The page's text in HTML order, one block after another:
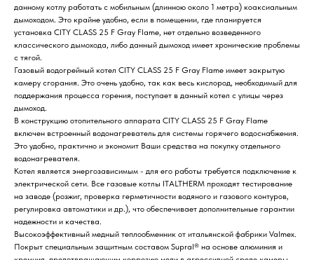
данному котлу работать с мобильным (длинною около 1 метра) коаксиальным
дымоходом. Это крайне удобно, если в помещении, где планируется
установка CITY CLASS 25 F Gray Flame, нет отдельно возведенного
классического дымохода, либо данный дымоход имеет хронические проблемы
с тягой.
Газовый водогрейный котел CITY CLASS 25 F Gray Flame имеет закрытую
камеру сгорания. Это очень удобно, так как весь кислород, необходимый для
поддержания процесса горения, поступает в данный котел с улицы через
дымоход.
В конструкцию отопительного аппарата CITY CLASS 25 F Gray Flame
включен встроенный водонагреватель для системы горячего водоснабжения.
Это удобно, практично и экономит Ваши средства на покупку отдельного
водонагревателя.
Котел является энергозависимым - для его работы требуется подключение к
электрической сети. Все газовые котлы ITALTHERM проходят тестирование
на заводе (розжиг, проверка герметичности водяного и газового контуров,
регулировка автоматики и др.), что обеспечивает дополнительные гарантии
надежности и качества.
Высокоэффективный медный теплообменник от итальянской фабрики Valmex.
Покрыт специальным защитным составом Supral® на основе алюминия и